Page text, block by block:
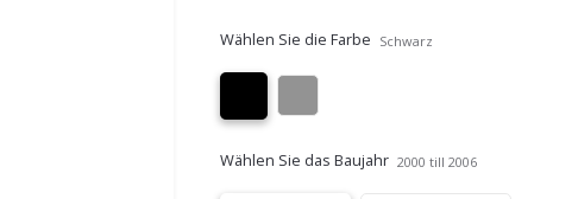
Wählen Sie die Farbe Schwarz
Wählen Sie das Baujahr 2000 till 2006